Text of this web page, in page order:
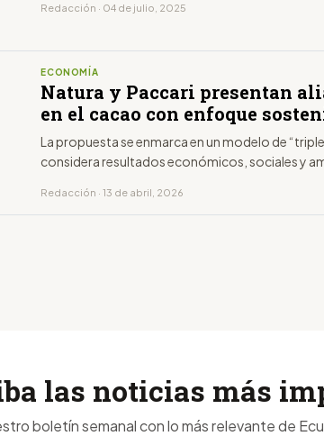
Redacción · 04 de julio, 2025
ECONOMÍA
Natura y Paccari presentan
en el cacao con enfoque
La propuesta se enmarca en un modelo de
considera resultados económicos, sociales y
Redacción · 13 de abril, 2026
las noticias más
boletín semanal con lo más relevante de